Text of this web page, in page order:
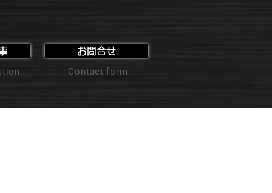
お問合せ
Contact form